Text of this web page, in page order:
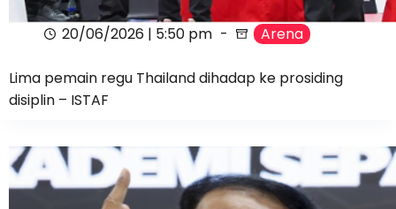
20/06/2026 | 5:50 pm Arena
Lima pemain regu Thailand dihadap ke prosiding
disiplin – ISTAF